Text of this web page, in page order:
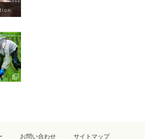
お問い合わせ サイトマップ